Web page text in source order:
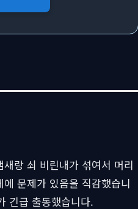
랑 쇠 비린내가 섞여서 머리
문제가 있음을 직감했습니
긴급 출동했습니다.